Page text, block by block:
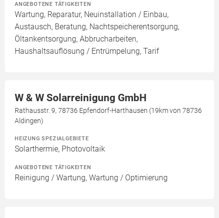
ANGEBOTENE TÄTIGKEITEN
Wartung, Reparatur, Neuinstallation / Einbau,
Austausch, Beratung, Nachtspeicherentsorgung,
Öltankentsorgung, Abbrucharbeiten,
Haushaltsauflösung / Entrümpelung, Tarif
W & W Solarreinigung GmbH
Rathausstr. 9, 78736 Epfendorf-Harthausen (19km von 78736
Aldingen)
HEIZUNG SPEZIALGEBIETE
Solarthermie, Photovoltaik
ANGEBOTENE TÄTIGKEITEN
Reinigung / Wartung, Wartung / Optimierung